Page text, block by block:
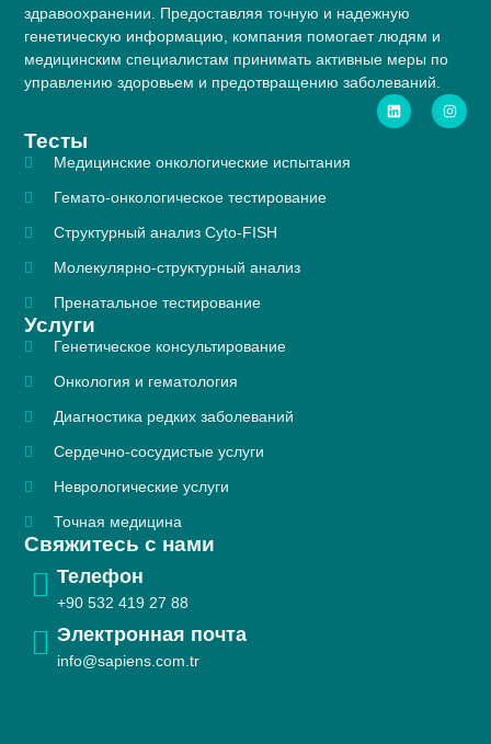
здравоохранении. Предоставляя точную и надежную
генетическую информацию, компания помогает людям и
медицинским специалистам принимать активные меры по
управлению здоровьем и предотвращению заболеваний.
Тесты
Медицинские онкологические испытания
Гемато-онкологическое тестирование
Структурный анализ Cyto-FISH
Молекулярно-структурный анализ
Пренатальное тестирование
Услуги
Генетическое консультирование
Онкология и гематология
Диагностика редких заболеваний
Сердечно-сосудистые услуги
Неврологические услуги
Точная медицина
Свяжитесь с нами
Телефон
+90 532 419 27 88​
Электронная почта
info@sapiens.com.tr